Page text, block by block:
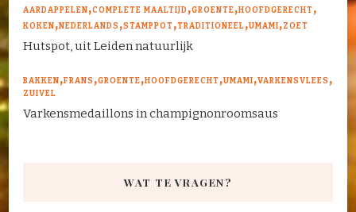
AARDAPPELEN COMPLETE MAALTIJD GROENTE HOOFDGERECHT
KOKEN
NEDERLANDS STAMPPOT TRADITIONEEL UMAMI ZOET
Hutspot, uit Leiden natuurlijk
BAKKEN FRANS GROENTE HOOFDGERECHT UMAMI VARKENSVLEES
ZUIVEL
Varkensmedaillons in champignonroomsaus
WAT TE VRAGEN?